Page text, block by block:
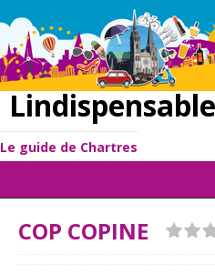
Le guide de Chartres
COP COPINE